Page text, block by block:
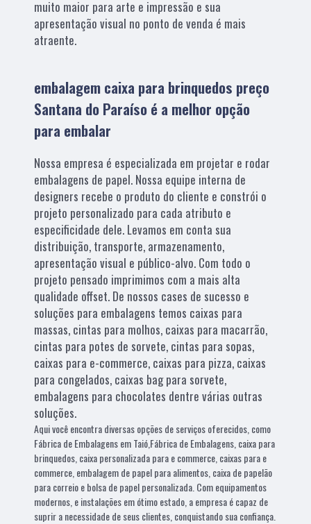
muito maior para arte e impressão e sua
apresentação visual no ponto de venda é mais
atraente.
embalagem caixa para brinquedos preço
Santana do Paraíso é a melhor opção
para embalar
Nossa empresa é especializada em projetar e rodar
embalagens de papel. Nossa equipe interna de
designers recebe o produto do cliente e constrói o
projeto personalizado para cada atributo e
especificidade dele. Levamos em conta sua
distribuição, transporte, armazenamento,
apresentação visual e público-alvo. Com todo o
projeto pensado imprimimos com a mais alta
qualidade offset. De nossos cases de sucesso e
soluções para embalagens temos caixas para
massas, cintas para molhos, caixas para macarrão,
cintas para potes de sorvete, cintas para sopas,
caixas para e-commerce, caixas para pizza, caixas
para congelados, caixas bag para sorvete,
embalagens para chocolates dentre várias outras
soluções.
Aqui você encontra diversas opções de serviços oferecidos, como
Fábrica de Embalagens em Taió,Fábrica de Embalagens, caixa para
brinquedos, caixa personalizada para e commerce, caixas para e
commerce, embalagem de papel para alimentos, caixa de papelão
para correio e bolsa de papel personalizada. Com equipamentos
modernos, e instalações em ótimo estado, a empresa é capaz de
suprir a necessidade de seus clientes, conquistando sua confiança.